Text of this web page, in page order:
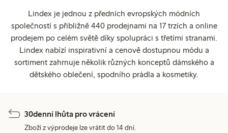
Lindex je jednou z předních evropských módních
společností s přibližně 440 prodejnami na 17 trzích a online
prodejem po celém světě díky spolupráci s třetími stranami.
Lindex nabízí inspirativní a cenově dostupnou módu a
sortiment zahrnuje několik různých konceptů dámského a
dětského oblečení, spodního prádla a kosmetiky.
30denní lhůta pro vrácení
Zboží z výprodeje lze vrátit do 14 dní.